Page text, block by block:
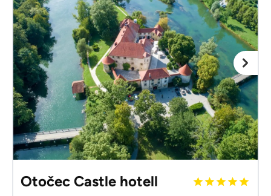
Otočec Castle hotell